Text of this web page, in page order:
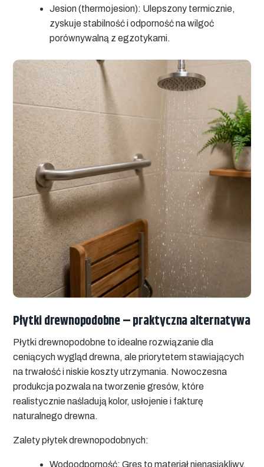
Jesion (thermojesion): Ulepszony termicznie,
zyskuje stabilność i odporność na wilgoć
porównywalną z egzotykami.
Płytki drewnopodobne – praktyczna alternatywa
Płytki drewnopodobne to idealne rozwiązanie dla
ceniących wygląd drewna, ale priorytetem stawiających
na trwałość i niskie koszty utrzymania. Nowoczesna
produkcja pozwala na tworzenie gresów, które
realistycznie naśladują kolor, usłojenie i fakturę
naturalnego drewna.
Zalety płytek drewnopodobnych:
Wodoodporność: Gres to materiał nienasiąkliwy,